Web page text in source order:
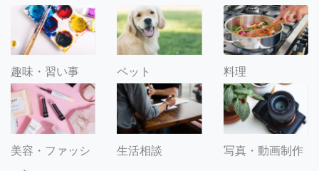
趣味・習い事 ペット 料理
美容・ファッシ
生活相談 写真・動画制作